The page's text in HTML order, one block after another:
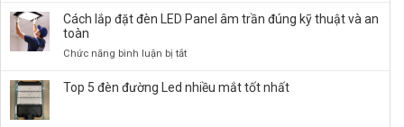
Giá
100W,
Cách lắp đặt đèn LED Panel âm trần đúng kỹ thuật và an
toàn
Chức năng bình luận bị tắtở
lắp
Top 5 đèn đường Led nhiều mắt tốt nhất